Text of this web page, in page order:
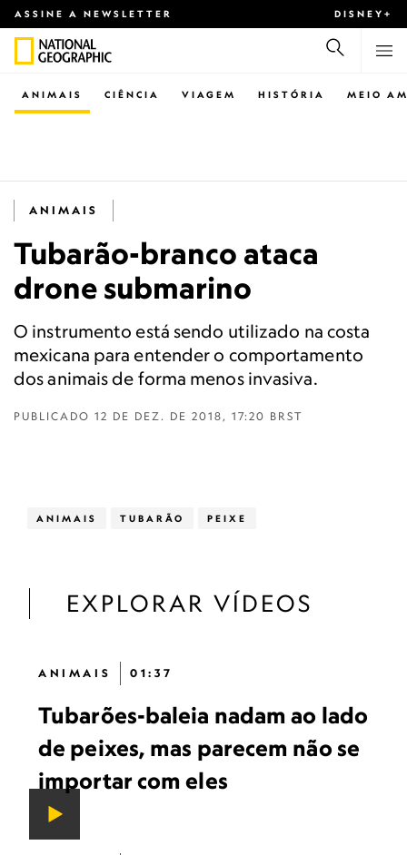
ASSINE A NEWSLETTER DISNEY+
CIÊNCIA VIAGEM
ANIMAIS HISTÓRIA MEIO
ANIMAIS
Tubarão-branco ataca
drone submarino
O instrumento está sendo utilizado na costa
mexicana para entender o comportamento
dos animais de forma menos invasiva.
PUBLICADO 12 DE DEZ. DE 2018, 17:20 BRST
ANIMAIS TUBARÃO PEIXE
EXPLORAR VÍDEOS
ANIMAIS 01:37
Tubarões-baleia nadam ao lado
de peixes, mas parecem não se
importar com eles